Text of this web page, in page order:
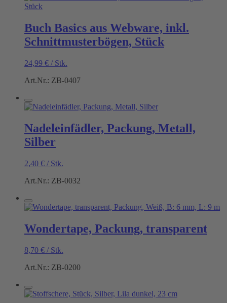
Buch Basics aus Webware, inkl.
Schnittmusterbögen, Stück
24,99 € / Stk.
Art.Nr.: ZB-0407
Nadeleinfädler, Packung, Metall,
Silber
2,40 € / Stk.
Art.Nr.: ZB-0032
Wondertape, Packung, transparent
8,70 € / Stk.
Art.Nr.: ZB-0200